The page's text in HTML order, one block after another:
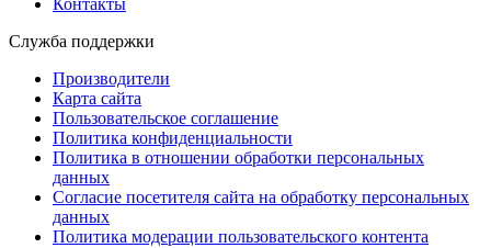
Контакты
Служба поддержки
Производители
Карта сайта
Пользовательское соглашение
Политика конфиденциальности
Политика в отношении обработки персональных
данных
Согласие посетителя сайта на обработку персональных
данных
Политика модерации пользовательского контента